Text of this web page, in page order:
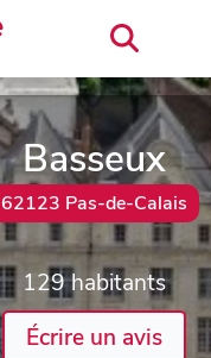
Basseux
62123 Pas-de-Calais
129 habitants
Écrire un avis